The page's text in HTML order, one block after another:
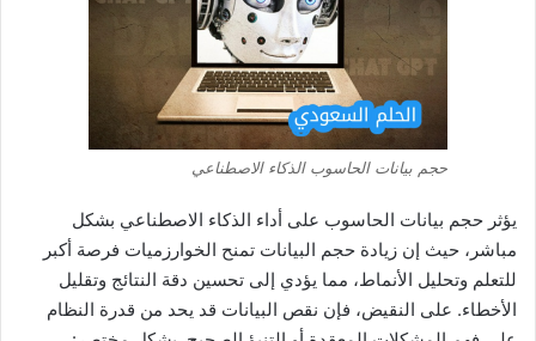
حجم بيانات الحاسوب الذكاء الاصطناعي
يؤثر حجم بيانات الحاسوب على أداء الذكاء الاصطناعي بشكل
مباشر، حيث إن زيادة حجم البيانات تمنح الخوارزميات فرصة أكبر
للتعلم وتحليل الأنماط، مما يؤدي إلى تحسين دقة النتائج وتقليل
الأخطاء. على النقيض، فإن نقص البيانات قد يحد من قدرة النظام